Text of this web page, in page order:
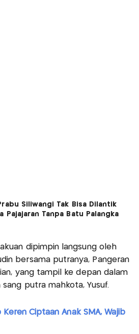
Siliwangi Tak Bisa Dilantik
Pajajaran Tanpa Batu Palangka
dipimpin langsung oleh
bersama putranya, Pangeran
yang tampil ke depan dalam
putra mahkota, Yusuf.
Keren Ciptaan Anak SMA, Wajib